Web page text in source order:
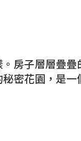
房子層層疊疊
密花園，是一